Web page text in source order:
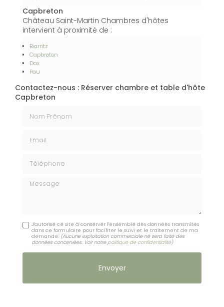
Capbreton
Château Saint-Martin Chambres d'hôtes
intervient à proximité de :
Biarritz
Capbreton
Dax
Pau
Contactez-nous : Réserver chambre et table d'hôte
Capbreton
Message
J'autorise ce site à conserver l'ensemble des données transmises
dans ce formulaire pour faciliter le suivi et le traitement de ma
demande. (Aucune exploitation commerciale ne sera faite des
données concervées. Voir notre politique de confidentialité)